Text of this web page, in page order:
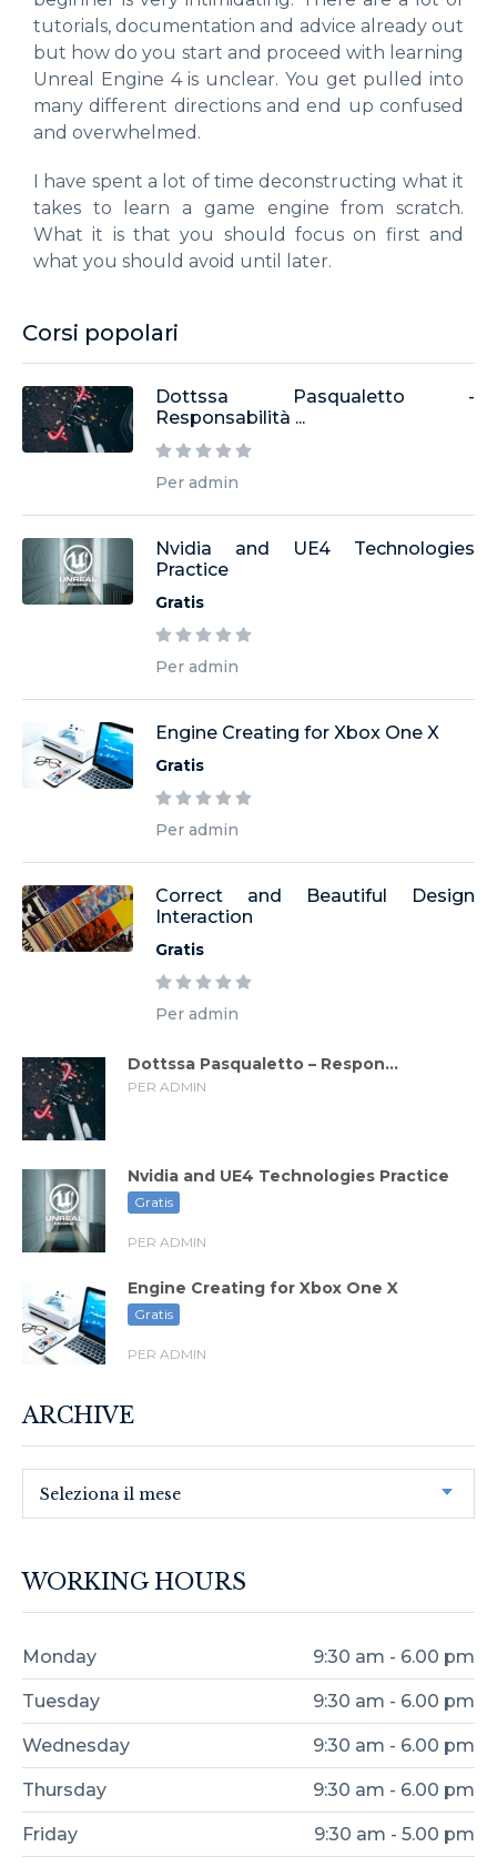
tutorials, documentation and advice already out
but how do you start and proceed with learning
Unreal Engine 4 is unclear. You get pulled into
many different directions and end up confused
and overwhelmed.
I have spent a lot of time deconstructing what it
takes to learn a game engine from scratch.
What it is that you should focus on first and
what you should avoid until later.
Corsi popolari
Dottssa Pasqualetto -
Responsabilità ...
Per admin
Nvidia and UE4 Technologies
Practice
Gratis
Per admin
Engine Creating for Xbox One X
Gratis
Per admin
Correct and Beautiful Design
Interaction
Gratis
Per admin
Dottssa Pasqualetto – Respon...
PER ADMIN
Nvidia and UE4 Technologies Practice
Gratis
PER ADMIN
Engine Creating for Xbox One X
Gratis
PER ADMIN
ARCHIVE
Seleziona il mese
WORKING HOURS
Monday 9:30 am - 6.00 pm
Tuesday 9:30 am - 6.00 pm
Wednesday 9:30 am - 6.00 pm
Thursday 9:30 am - 6.00 pm
Friday 9:30 am - 5.00 pm